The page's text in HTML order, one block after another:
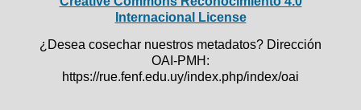
Internacional License
¿Desea cosechar nuestros metadatos? Dirección
OAI-PMH:
https://rue.fenf.edu.uy/index.php/index/oai